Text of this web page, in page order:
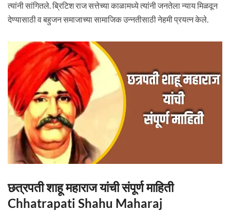
त्यांनी सांगितले. ब्रिटिश राज सत्तेच्या काळामध्ये त्यांनी जनतेला न्याय मिळवून
देण्यासाठी व बहुजन समाजाच्या सामाजिक उन्नतीसाठी नेहमी प्रयत्न केले.
छत्रपती शाहू महाराज यांची संपूर्ण माहिती
Chhatrapati Shahu Maharaj